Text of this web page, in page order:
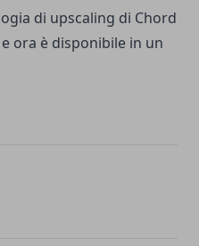
di upscaling di Chord
ora è disponibile in un